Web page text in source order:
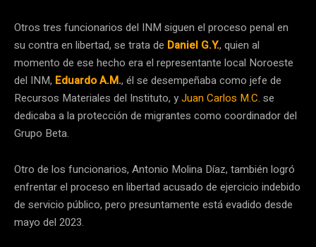
Otros tres funcionarios del INM siguen el proceso penal en
su contra en libertad, se trata de Daniel G.Y., quien al
momento de ese hecho era el representante local Noroeste
del INM, Eduardo A.M., él se desempeñaba como jefe de
Recursos Materiales del Instituto, yJuan Carlos M.C. se
dedicaba a la protección de migrantes como coordinador del
Grupo Beta.
Otro de los funcionarios, Antonio Molina Díaz, también logró
enfrentar el proceso en libertad acusado de ejercicio indebido
de servicio público, pero presuntamente está evadido desde
mayo del 2023.